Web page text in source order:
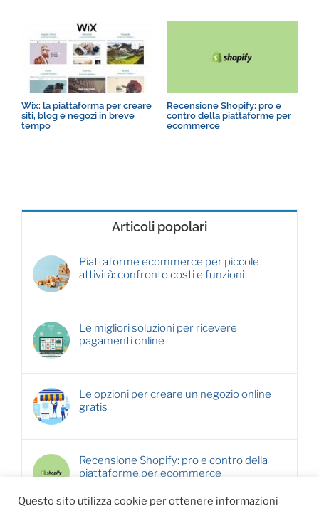
Wix: la piattaforma per creare
siti, blog e negozi in breve
tempo
Recensione Shopify: pro e
contro della piattaforme per
ecommerce
Articoli popolari
Piattaforme ecommerce per piccole
attività: confronto costi e funzioni
Le migliori soluzioni per ricevere
pagamenti online
Le opzioni per creare un negozio online
gratis
Recensione Shopify: pro e contro della
piattaforme per ecommerce
Questo sito utilizza cookie per ottenere informazioni